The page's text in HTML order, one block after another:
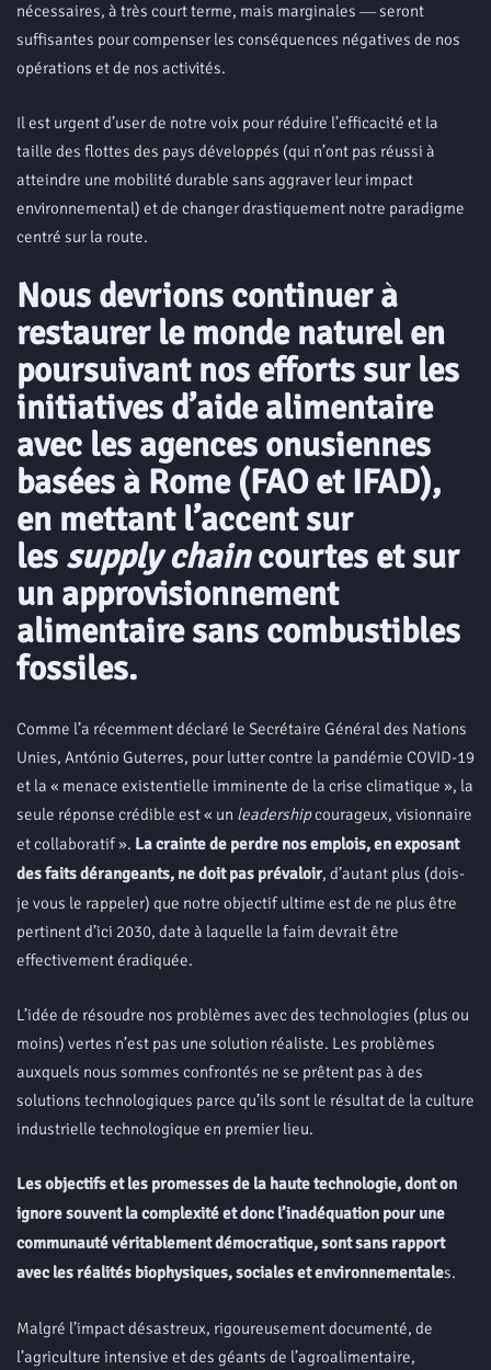
nécessaires, à très court terme, mais marginales ― seront
suffisantes pour compenser les conséquences négatives de nos
opérations et de nos activités.
Il est urgent d’user de notre voix pour réduire l’efficacité et la
taille des flottes des pays développés (qui n’ont pas réussi à
atteindre une mobilité durable sans aggraver leur impact
environnemental) et de changer drastiquement notre paradigme
centré sur la route.
Nous devrions continuer à
restaurer le monde naturel en
poursuivant nos efforts sur les
initiatives d’aide alimentaire
avec les agences onusiennes
basées à Rome (FAO et IFAD),
en mettant l’accent sur
les supply chaincourtes et sur
un approvisionnement
alimentaire sans combustibles
fossiles.
Comme l’a récemment déclaré le Secrétaire Général des Nations
Unies, António Guterres, pour lutter contre la pandémie COVID-19
et la « menace existentielle imminente de la crise climatique », la
seule réponse crédible est « un leadershipcourageux, visionnaire
et collaboratif ». La crainte de perdre nos emplois, en exposant
des faits dérangeants, ne doit pas prévaloir, d’autant plus (dois-
je vous le rappeler) que notre objectif ultime est de ne plus être
pertinent d’ici 2030, date à laquelle la faim devrait être
effectivement éradiquée.
L’idée de résoudre nos problèmes avec des technologies (plus ou
moins) vertes n’est pas une solution réaliste. Les problèmes
auxquels nous sommes confrontés ne se prêtent pas à des
solutions technologiques parce qu’ils sont le résultat de la culture
industrielle technologique en premier lieu.
Les objectifs et les promesses de la haute technologie, dont on
ignore souvent la complexité et donc l’inadéquation pour une
communauté véritablement démocratique, sont sans rapport
avec les réalités biophysiques, sociales et environnementales.
Malgré l’impact désastreux, rigoureusement documenté, de
l’agriculture intensive et des géants de l’agroalimentaire,